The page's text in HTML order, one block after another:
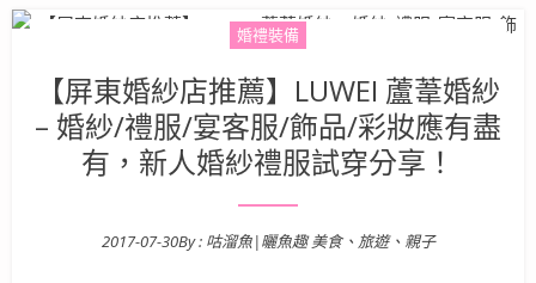
婚禮裝備
【屏東婚紗店推薦】LUWEI 蘆葦婚紗
– 婚紗/禮服/宴客服/飾品/彩妝應有盡
有，新人婚紗禮服試穿分享！
Posted on
2017-07-30By : 咕溜魚|曬魚趣 美食、旅遊、親子